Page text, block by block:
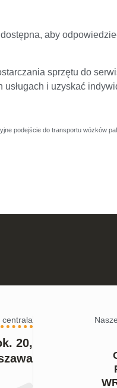
aby
sprzętu do
i uzyskać
podejście do transportu wózków
centrala
20,